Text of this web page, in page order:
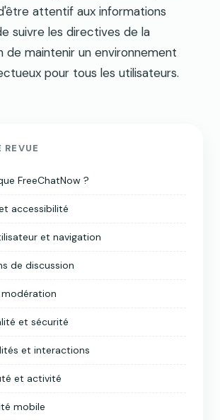
attentif aux informations
suivre les directives de la
de maintenir un environnement
pour tous les utilisateurs.
REVUE
FreeChatNow ?
accessibilité
et navigation
de discussion
et sécurité
et interactions
et activité
mobile